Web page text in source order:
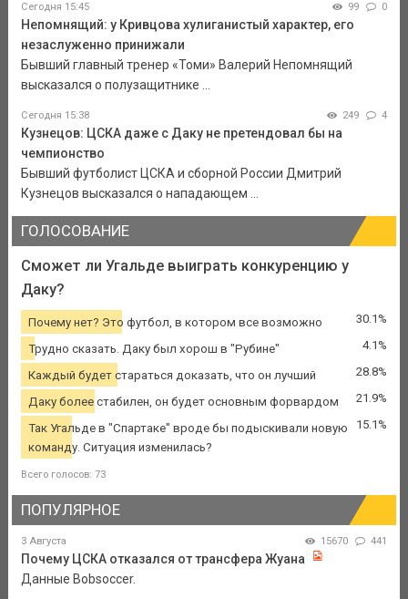
Сегодня 15:45 99 0
Непомнящий: у Кривцова хулиганистый характер, его
незаслуженно принижали
Бывший главный тренер «Томи» Валерий Непомнящий
высказался о полузащитнике ...
Сегодня 15:38 249 4
Кузнецов: ЦСКА даже с Даку не претендовал бы на
чемпионство
Бывший футболист ЦСКА и сборной России Дмитрий
Кузнецов высказался о нападающем ...
ГОЛОСОВАНИЕ
Сможет ли Угальде выиграть конкуренцию у
Даку?
Почему нет? Это футбол, в котором все возможно 30.1%
Трудно сказать. Даку был хорош в "Рубине" 4.1%
Каждый будет стараться доказать, что он лучший 28.8%
Даку более стабилен, он будет основным форвардом 21.9%
Так Угальде в "Спартаке" вроде бы подыскивали новую
команду. Ситуация изменилась?
15.1%
Всего голосов: 73
ПОПУЛЯРНОЕ
3 Августа 15670 441
Почему ЦСКА отказался от трансфера Жуана
Данные Bobsoccer.